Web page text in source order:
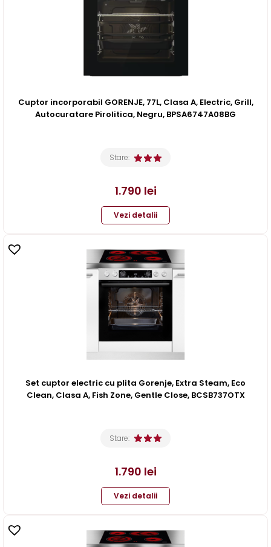
Cuptor incorporabil GORENJE, 77L, Clasa A, Electric, Grill,
Autocuratare Pirolitica, Negru, BPSA6747A08BG
Stare:
1.790 lei
Vezi detalii
Set cuptor electric cu plita Gorenje, Extra Steam, Eco
Clean, Clasa A, Fish Zone, Gentle Close, BCSB737OTX
Stare:
1.790 lei
Vezi detalii